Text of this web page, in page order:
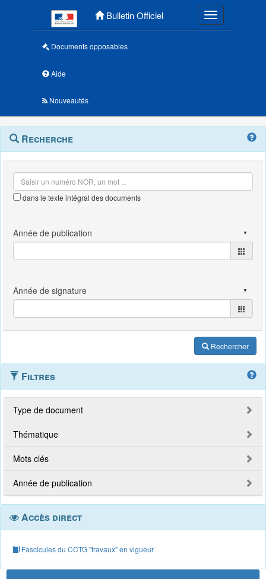
Bulletin Officiel Toggle
Documents opposables
Aide
Nouveautés
Navigation
outils
Menu
contextuel
Recherche
dans le texte intégral des documents
Rechercher
Filtres
Type de document
Thématique
Mots clés
Année de publication
Accès direct
Fascicules du CCTG "travaux" en vigueur